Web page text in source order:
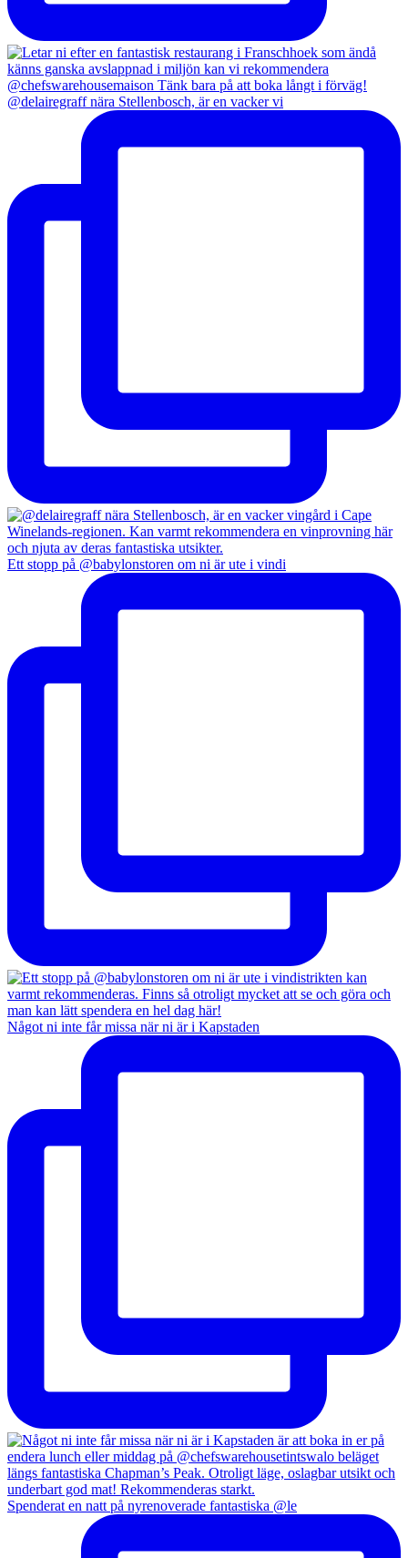
@delairegraff nära Stellenbosch, är en vacker vi
Ett stopp på @babylonstoren om ni är ute i vindi
Något ni inte får missa när ni är i Kapstaden
Spenderat en natt på nyrenoverade fantastiska @le